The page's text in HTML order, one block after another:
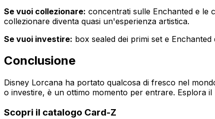
Se vuoi collezionare: concentrati sulle Enchanted e le
collezionare diventa quasi un'esperienza artistica.
Se vuoi investire: box sealed dei primi set e
Conclusione
Disney Lorcana ha portato qualcosa di fresco nel
o investire, è un ottimo momento per entrare. Esplora
Scopri il catalogo Card-Z